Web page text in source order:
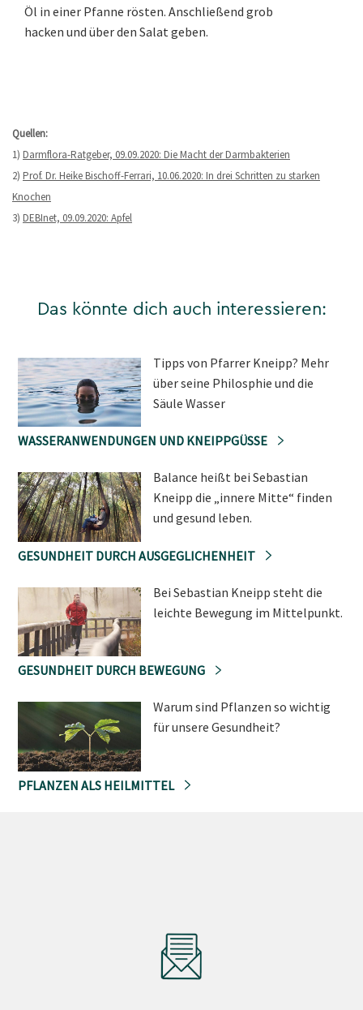
Öl in einer Pfanne rösten. Anschließend grob
hacken und über den Salat geben.
Quellen:
1) Darmflora-Ratgeber, 09.09.2020: Die Macht der Darmbakterien
2) Prof. Dr. Heike Bischoff-Ferrari, 10.06.2020: In drei Schritten zu starken
Knochen
3) DEBInet, 09.09.2020: Apfel
Das könnte dich auch interessieren:
Tipps von Pfarrer Kneipp? Mehr
über seine Philosphie und die
Säule Wasser
WASSERANWENDUNGEN UND KNEIPPGÜSSE
Balance heißt bei Sebastian
Kneipp die „innere Mitte“ finden
und gesund leben.
GESUNDHEIT DURCH AUSGEGLICHENHEIT
Bei Sebastian Kneipp steht die
leichte Bewegung im Mittelpunkt.
GESUNDHEIT DURCH BEWEGUNG
Warum sind Pflanzen so wichtig
für unsere Gesundheit?
PFLANZEN ALS HEILMITTEL